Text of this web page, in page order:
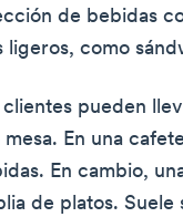
de bebidas
ligeros, como
clientes pueden
mesa. En una
En cambio,
de platos.